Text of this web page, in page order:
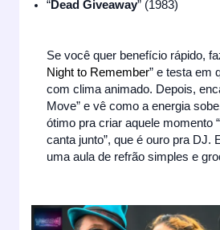
“Dead Giveaway” (1983)
Se você quer benefício rápido,
Night to Remember” e testa em
com clima animado. Depois,
Move” e vê como a energia
ótimo pra criar aquele momento
canta junto”, que é ouro pra DJ.
uma aula de refrão simples e